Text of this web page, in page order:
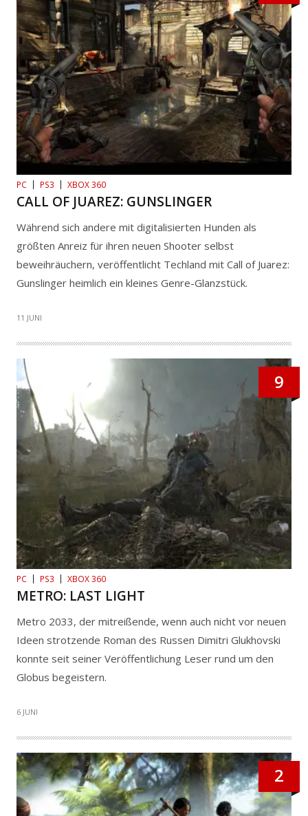
PC PS3 XBOX 360
CALL OF JUAREZ: GUNSLINGER
Während sich andere mit digitalisierten Hunden als
größten Anreiz für ihren neuen Shooter selbst
beweihräuchern, veröffentlicht Techland mit Call of Juarez:
Gunslinger heimlich ein kleines Genre-Glanzstück.
11 JUNI
9
PC PS3 XBOX 360
METRO: LAST LIGHT
Metro 2033, der mitreißende, wenn auch nicht vor neuen
Ideen strotzende Roman des Russen Dimitri Glukhovski
konnte seit seiner Veröffentlichung Leser rund um den
Globus begeistern.
6 JUNI
2